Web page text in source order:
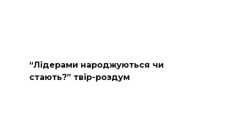
“Лідерами народжуються чи
стають?” твір-роздум